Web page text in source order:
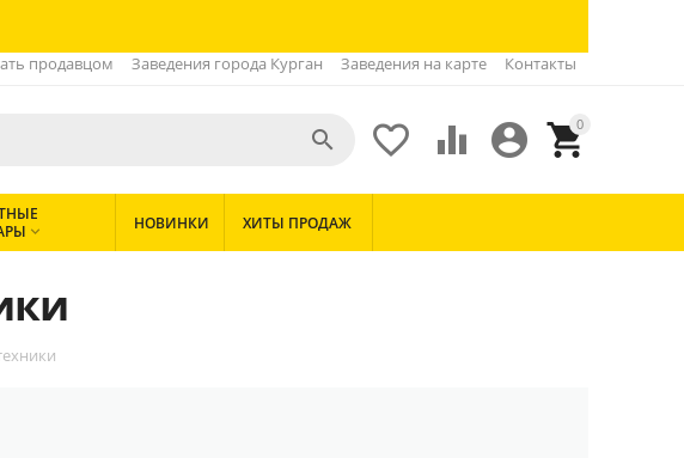
продавцом Заведения города Курган Заведения на карте Контакты
0


 

 НОВИНКИ ХИТЫ ПРОДАЖ